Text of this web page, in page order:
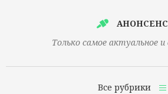
АНОНСЕНС
Только самое актуальное
Все рубрики